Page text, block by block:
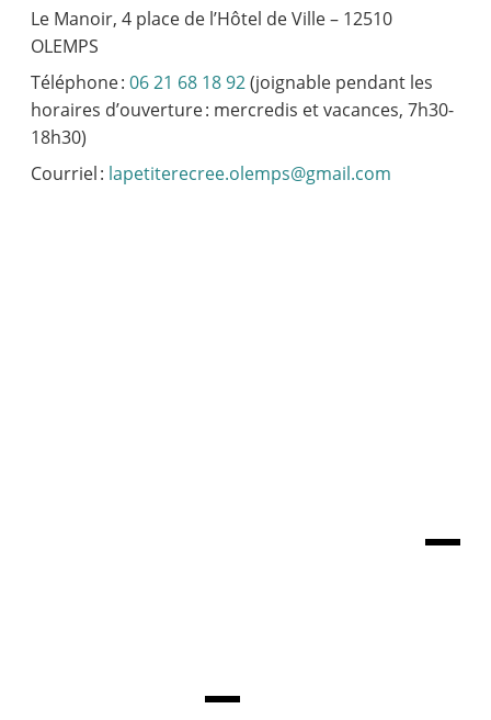
Le Manoir, 4 place de l’Hôtel de Ville – 12510
OLEMPS
Téléphone : 06 21 68 18 92(joignable pendant les
horaires d’ouverture : mercredis et vacances, 7h30-
18h30)
Courriel : lapetiterecree.olemps@gmail.com